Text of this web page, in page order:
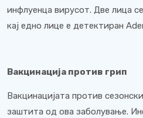
инфлуенца вирусот. Две лица
кај едно лице е детектиран
Вакцинација против грип
Вакцинацијата против
заштита од ова заболување.